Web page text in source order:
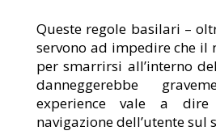
Queste regole basilari –
servono ad impedire che il
per smarrirsi all’interno
danneggerebbe
experience vale a dire
navigazione dell’utente sul